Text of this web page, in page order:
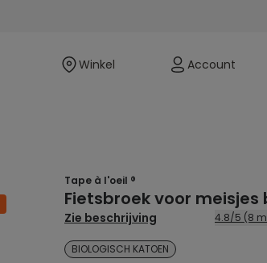
Winkel Account
Tape à l'oeil ®
Fietsbroek voor meisjes
Zie beschrijving 4.8/5
BIOLOGISCH KATOEN